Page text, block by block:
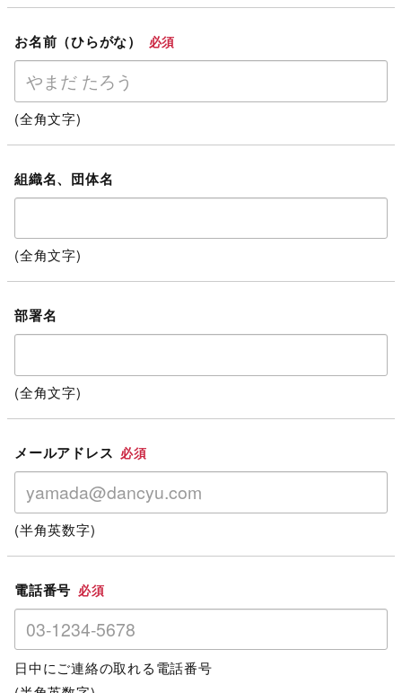
お名前（ひらがな） 必須
(全角文字)
組織名、団体名
(全角文字)
部署名
(全角文字)
メールアドレス 必須
(半角英数字)
電話番号 必須
日中にご連絡の取れる電話番号